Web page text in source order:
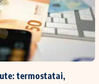
termostatai,